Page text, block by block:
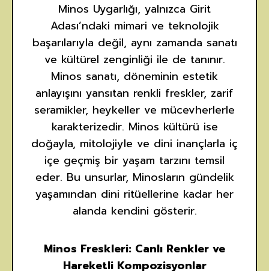
Minos Uygarlığı, yalnızca Girit
Adası’ndaki mimari ve teknolojik
başarılarıyla değil, aynı zamanda sanatı
ve kültürel zenginliği ile de tanınır.
Minos sanatı, döneminin estetik
anlayışını yansıtan renkli freskler, zarif
seramikler, heykeller ve mücevherlerle
karakterizedir. Minos kültürü ise
doğayla, mitolojiyle ve dini inançlarla iç
içe geçmiş bir yaşam tarzını temsil
eder. Bu unsurlar, Minosların gündelik
yaşamından dini ritüellerine kadar her
alanda kendini gösterir.
Minos Freskleri: Canlı Renkler ve
Hareketli Kompozisyonlar